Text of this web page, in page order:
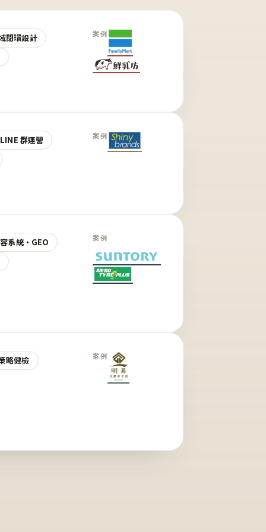
閉環設計
案例
群運營 案例
系統・GEO
案例
略健檢 案例